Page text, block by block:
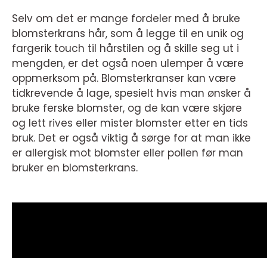
Selv om det er mange fordeler med å bruke
blomsterkrans hår, som å legge til en unik og
fargerik touch til hårstilen og å skille seg ut i
mengden, er det også noen ulemper å være
oppmerksom på. Blomsterkranser kan være
tidkrevende å lage, spesielt hvis man ønsker å
bruke ferske blomster, og de kan være skjøre
og lett rives eller mister blomster etter en tids
bruk. Det er også viktig å sørge for at man ikke
er allergisk mot blomster eller pollen før man
bruker en blomsterkrans.